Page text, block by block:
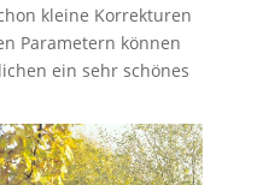
kleine Korrekturen
Parametern können
ein sehr schönes